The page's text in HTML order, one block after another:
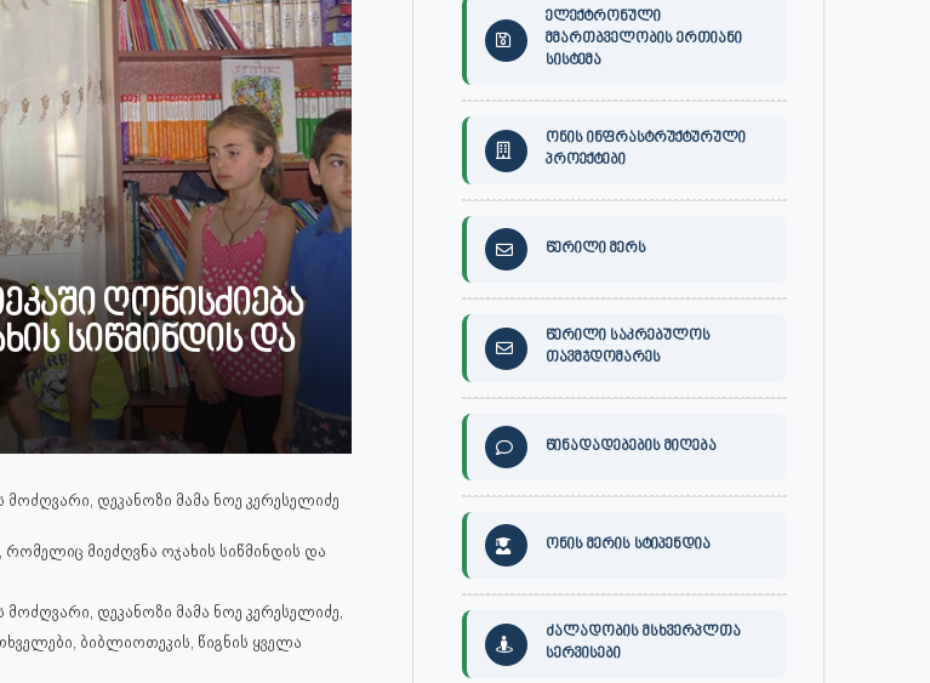
ღონისძიება
სიწმინდის და
დეკანოზი მამა ნოე კერესელიძე
რომელიც მიეძღვნა ოჯახის სიწმინდის და
დეკანოზი მამა ნოე კერესელიძე,
ბიბლიოთეკის, წიგნის ყველა
ელექტრონული
მმართბველობის ერთიანი
სისტემა
ონის ინფრასტრუქტურული
პროექტები
წერილი მერს
წერილი საკრებულოს
თავმჯდომარეს
წინადადებების მიღება
ონის მერის სტიპენდია
ძალადობის მსხვერპლთა
სერვისები